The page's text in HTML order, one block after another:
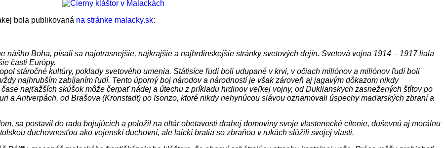
bola publikovaná na stránke malacky.sk:
nášho Boha, písali sa najotrasnejšie, najkrajšie a najhrdinskejšie stránky svetových dejín. Svetová vojna 1914 – 1917 liala
časti Európy.
stáročné kultúry, poklady svetového umenia. Státisíce ľudí boli udupané v krvi, v očiach miliónov a miliónov ľudí boli
najhrubším zabíjaním ľudí. Tento úporný boj národov a národností je však zároveň aj jagavým dôkazom nikdy
najťažších skúšok môže čerpať nádej a útechu z príkladu hrdinov veľkej vojny, od Duklianskych zasnežených štítov po
a Antverpách, od Brašova (Kronstadt) po Isonzo, ktoré nikdy nehynúcou slávou oznamovali úspechy maďarských zbraní a
sa postavil do radu bojujúcich a položil na oltár obetavosti drahej domoviny svoje vlastenecké cítenie, duševnú aj morálnu
duchovnosťou ako vojenskí duchovní, ale laickí bratia so zbraňou v rukách slúžili svojej vlasti.